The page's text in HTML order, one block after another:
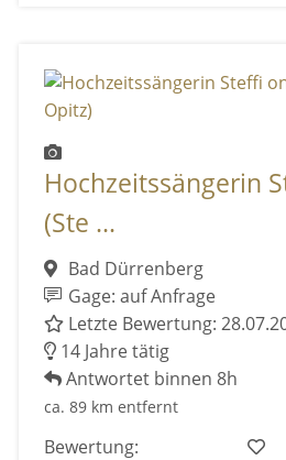
Hochzeitssängerin
(Ste ...
Bad Dürrenberg
Gage: auf Anfrage
Letzte Bewertung:
14 Jahre tätig
Antwortet binnen 8h
ca. 89 km entfernt
Bewertung: